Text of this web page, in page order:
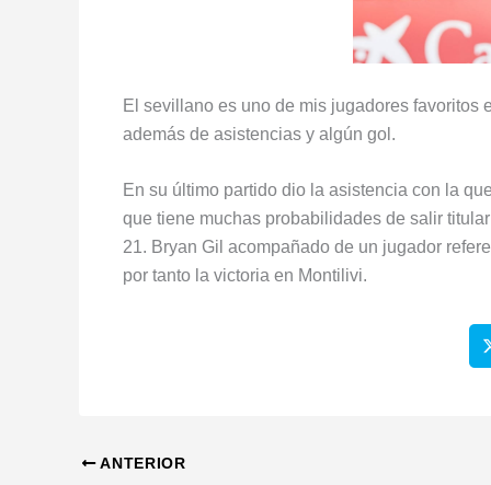
El sevillano es uno de mis jugadores favoritos
además de asistencias y algún gol.
En su último partido dio la asistencia con la
que tiene muchas probabilidades de salir
21. Bryan Gil acompañado de un jugador
por tanto la victoria en Montilivi.
ANTERIOR